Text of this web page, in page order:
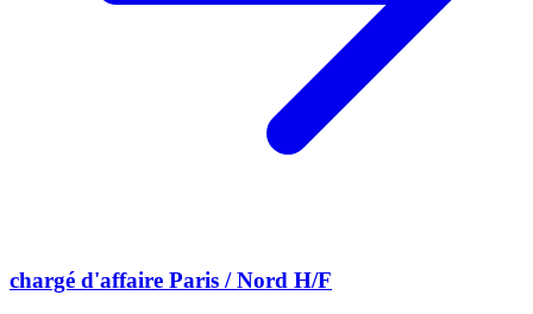
chargé d'affaire Paris / Nord H/F